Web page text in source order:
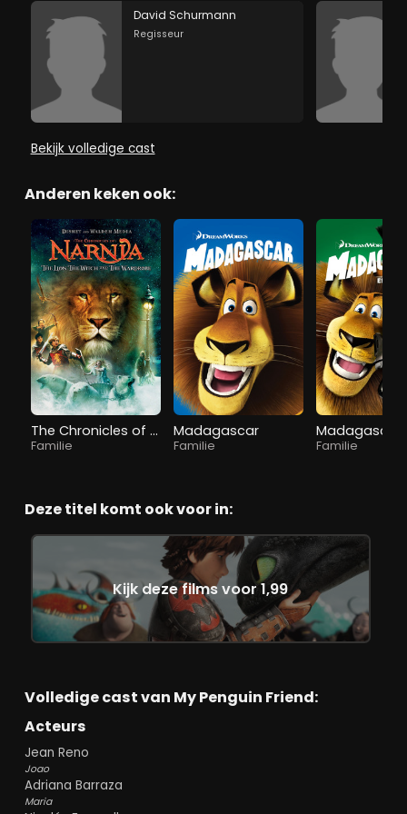
David Schurmann
Regisseur
Bekijk volledige cast
Anderen keken ook:
The Chronicles of Narnia: The Lion, the Witch and the Wardrobe
Familie
Madagascar
Familie Familie
Deze titel komt ook voor in:
Kijk deze films voor 1,99
Volledige cast van My Penguin Friend:
Acteurs
Jean Reno
Joao
Adriana Barraza
Maria